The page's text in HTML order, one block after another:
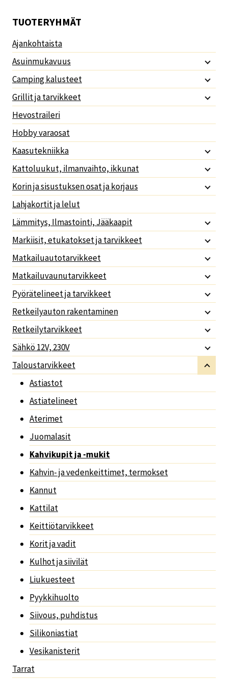
TUOTERYHMÄT
Ajankohtaista
Asuinmukavuus
Camping kalusteet
Grillit ja tarvikkeet
Hevostraileri
Hobby varaosat
Kaasutekniikka
Kattoluukut, ilmanvaihto, ikkunat
Korin ja sisustuksen osat ja korjaus
Lahjakortit ja lelut
Lämmitys, Ilmastointi, Jääkaapit
Markiisit, etukatokset ja tarvikkeet
Matkailuautotarvikkeet
Matkailuvaunutarvikkeet
Pyörätelineet ja tarvikkeet
Retkeilyauton rakentaminen
Retkeilytarvikkeet
Sähkö 12V, 230V
Taloustarvikkeet
Astiastot
Astiatelineet
Aterimet
Juomalasit
Kahvikupit ja -mukit
Kahvin- ja vedenkeittimet, termokset
Kannut
Kattilat
Keittiötarvikkeet
Korit ja vadit
Kulhot ja siivilät
Liukuesteet
Pyykkihuolto
Siivous, puhdistus
Silikoniastiat
Vesikanisterit
Tarrat